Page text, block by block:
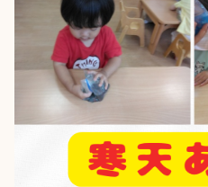
ホーム
プライバ